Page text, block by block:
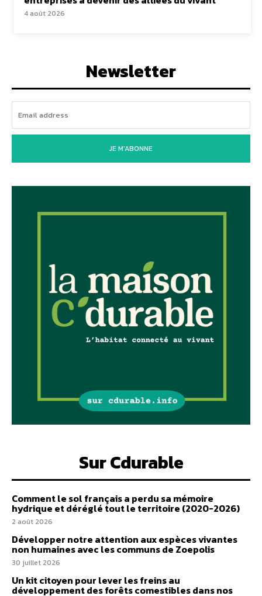
4 août 2026
Newsletter
JE M'ABONNE
Sur Cdurable
Comment le sol français a perdu sa mémoire
hydrique et déréglé tout le territoire (2020-2026)
2 août 2026
Développer notre attention aux espèces vivantes
non humaines avec les communs de Zoepolis
30 juillet 2026
Un kit citoyen pour lever les freins au
développement des forêts comestibles dans nos